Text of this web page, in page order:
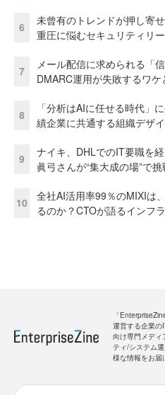
6
未曾有のトレンドが押し寄
重圧に悩むセキュリティリ
7
メール配信に求められる「
DMARC運用が失敗するワ
8
「分析はAIに任せる時代」
績企業に共通する組織デザ
9
ナイキ、DHLでのIT要職を
眞弓さんが“集大成の場”で
10
全社AI活用率99％のMIXIは
るのか？CTOが語るインフ
「
運営する企業の
向け専門メディ
ティ/システム
様な情報をお届